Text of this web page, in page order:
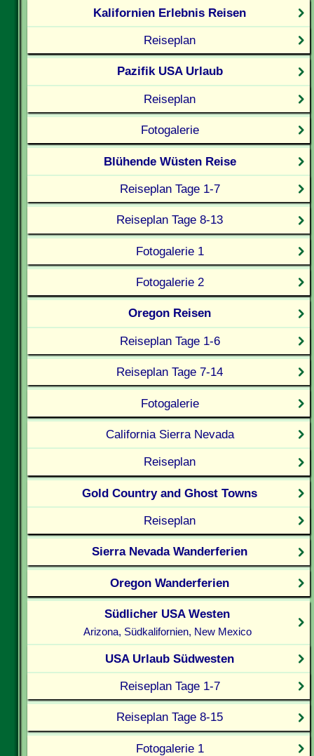
Kalifornien Erlebnis Reisen
Reiseplan
Pazifik USA Urlaub
Reiseplan
Fotogalerie
Blühende Wüsten Reise
Reiseplan Tage 1-7
Reiseplan Tage 8-13
Fotogalerie 1
Fotogalerie 2
Oregon Reisen
Reiseplan Tage 1-6
Reiseplan Tage 7-14
Fotogalerie
California Sierra Nevada
Reiseplan
Gold Country and Ghost Towns
Reiseplan
Sierra Nevada Wanderferien
Oregon Wanderferien
Südlicher USA Westen
Arizona, Südkalifornien, New Mexico
USA Urlaub Südwesten
Reiseplan Tage 1-7
Reiseplan Tage 8-15
Fotogalerie 1